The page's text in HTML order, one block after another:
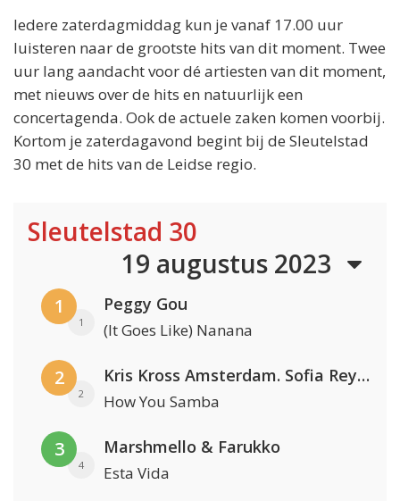
Iedere zaterdagmiddag kun je vanaf 17.00 uur
luisteren naar de grootste hits van dit moment. Twee
uur lang aandacht voor dé artiesten van dit moment,
met nieuws over de hits en natuurlijk een
concertagenda. Ook de actuele zaken komen voorbij.
Kortom je zaterdagavond begint bij de Sleutelstad
30 met de hits van de Leidse regio.
Sleutelstad 30
19 augustus 2023
1
1
Peggy Gou
(It Goes Like) Nanana
2
2
Kris Kross Amsterdam. Sofia Reyes & Tinie Tempah
How You Samba
3
4
Marshmello & Farukko
Esta Vida